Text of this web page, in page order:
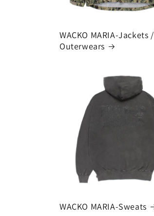
WACKO MARIA-Jackets /
Outerwears
WACKO MARIA-Sweats